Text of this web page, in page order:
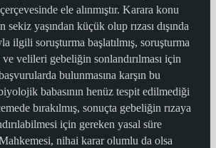
ele alınmıştır. Karara konu
yaşından küçük olup rızası dışında
ilgili soruşturma başlatılmış, soruşturma
velileri gebeliğin sonlandırılması için
bulunmasına karşın bu
babasının henüz tespit edilmediği
bırakılmış, sonuçta gebeliğin rızaya
için gereken yasal süre
Mahkemesi, nihai karar olumlu da olsa